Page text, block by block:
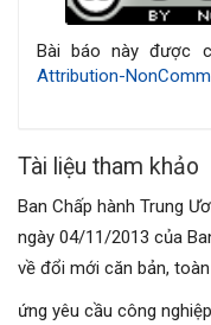
bài
Bài báo này được
Attribution-
Tài liệu tham khảo
Ban Chấp hành Trung
ngày 04/11/2013 của
về đổi mới căn bản,
ứng yêu cầu công